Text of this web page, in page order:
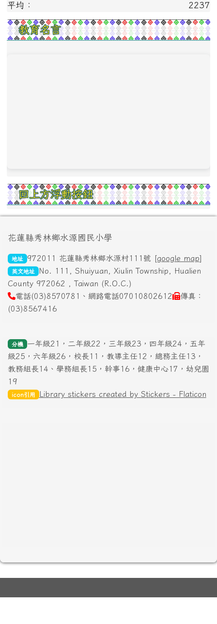
平均：
2237
教育名言
回上方浮動按鈕
花蓮縣秀林鄉水源國民小學
地址 972011 花蓮縣秀林鄉水源村111號 [google map]
英文地址
No. 111, Shuiyuan, Xiulin Township, Hualien
County 972062 , Taiwan (R.O.C.)
電話(03)8570781、網路電話07010802612
傳真：
(03)8567416
分機
一年級21，二年級22，三年級23，四年級24，五年
級25，六年級26，校長11，教導主任12，總務主任13，
教務組長14、學務組長15，幹事16，健康中心17，幼兒園
19
icon引用 Library stickers created by Stickers - Flaticon